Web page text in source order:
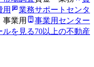
用
業務サポートセンタ
事業用
事業用センター
ルを見る70以上の不動産